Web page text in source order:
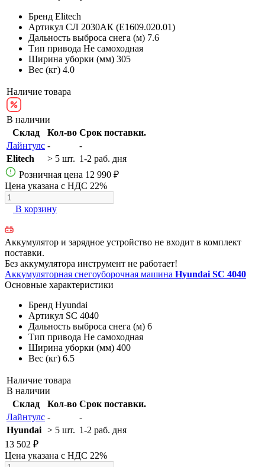
Бренд Elitech
Артикул СЛ 2030АК (E1609.020.01)
Дальность выброса снега (м) 7.6
Тип привода Не самоходная
Ширина уборки (мм) 305
Вес (кг) 4.0
Наличие товара
В наличии
Склад
Кол-во Срок поставки.
Лайнтулс -
-
Elitech
> 5 шт. 1-2 раб. дня
Розничная цена 12 990 ₽
Цена указана с НДС 22%
В корзину
Аккумулятор и зарядное устройство не входит в комплект
поставки.
Без аккумулятора инструмент не работает!
Аккумуляторная снегоуборочная машина Hyundai SC 4040
Основные характеристики
Бренд Hyundai
Артикул SC 4040
Дальность выброса снега (м) 6
Тип привода Не самоходная
Ширина уборки (мм) 400
Вес (кг) 6.5
Наличие товара
В наличии
Склад
Кол-во Срок поставки.
Лайнтулс -
-
Hyundai > 5 шт. 1-2 раб. дня
13 502 ₽
Цена указана с НДС 22%